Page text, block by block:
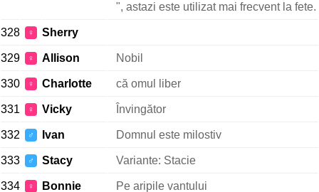
", astazi este utilizat mai frecvent la fete.
328 ♀ Sherry
329 ♀ Allison Nobil
330 ♀ Charlotte că omul liber
331 ♀ Vicky Învingător
332 ♂ Ivan Domnul este milostiv
333 ♂ Stacy Variante: Stacie
334 ♀ Bonnie Pe aripile vantului